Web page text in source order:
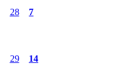
28 7
29 14